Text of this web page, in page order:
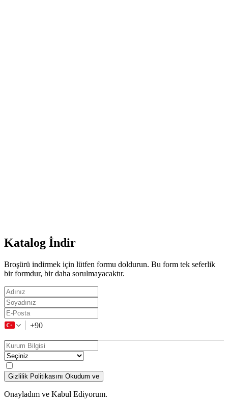
Katalog İndir
Broşürü indirmek için lütfen formu doldurun. Bu form tek seferlik
bir formdur, bir daha sorulmayacaktır.
+90
Gizlilik Politikasını Okudum ve
Onayladım ve Kabul Ediyorum.